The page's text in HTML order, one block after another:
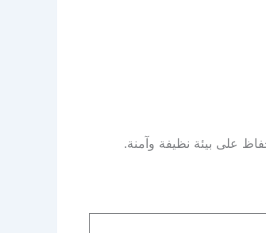
على بيئة نظيفة وآمنة.